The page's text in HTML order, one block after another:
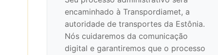
encaminhado à Transpordiamet, a
autoridade de transportes da Estônia.
Nós cuidaremos da comunicação
digital e garantiremos que o processo